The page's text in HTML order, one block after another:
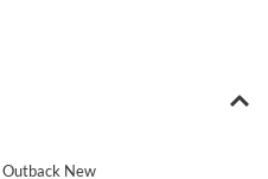
Outback New